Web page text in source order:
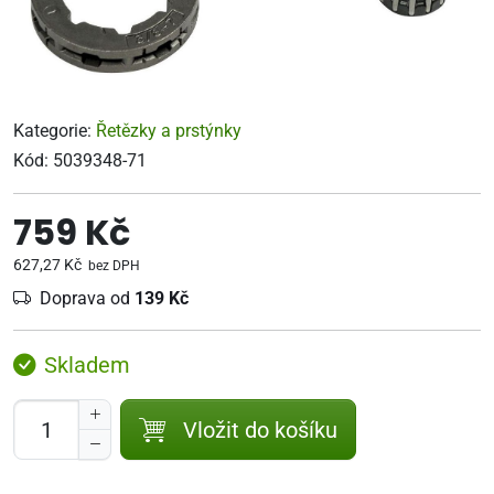
Kategorie: Řetězky a prstýnky
Kód: 5039348-71
759 Kč
627,27 Kč bez DPH
Doprava od 139 Kč
Skladem
Vložit do košíku